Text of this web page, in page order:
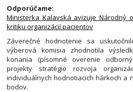
Odporúčame:
Ministerka Kalavská avizuje Národný
kritiku organizácií pacientov
Záverečné hodnotenie sa
výberová komisia zhodnotila
konania (písomné overenie
projekty stratégie rozvoja
individuálnych hodnotiacich hárkoch a
bodov.